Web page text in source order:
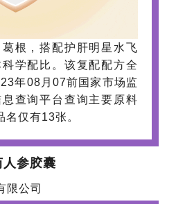
根，搭配护肝明星水飞
学配比。该复配配方全
年08月07前国家市场监
查询平台查询主要原料
名仅有13张。
参胶囊
限公司